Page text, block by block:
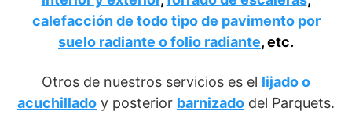
calefacción de todo tipo de pavimento por
suelo radiante o folio radiante, etc.
Otros de nuestros servicios es el lijado o
acuchillado y posterior barnizado del Parquets.